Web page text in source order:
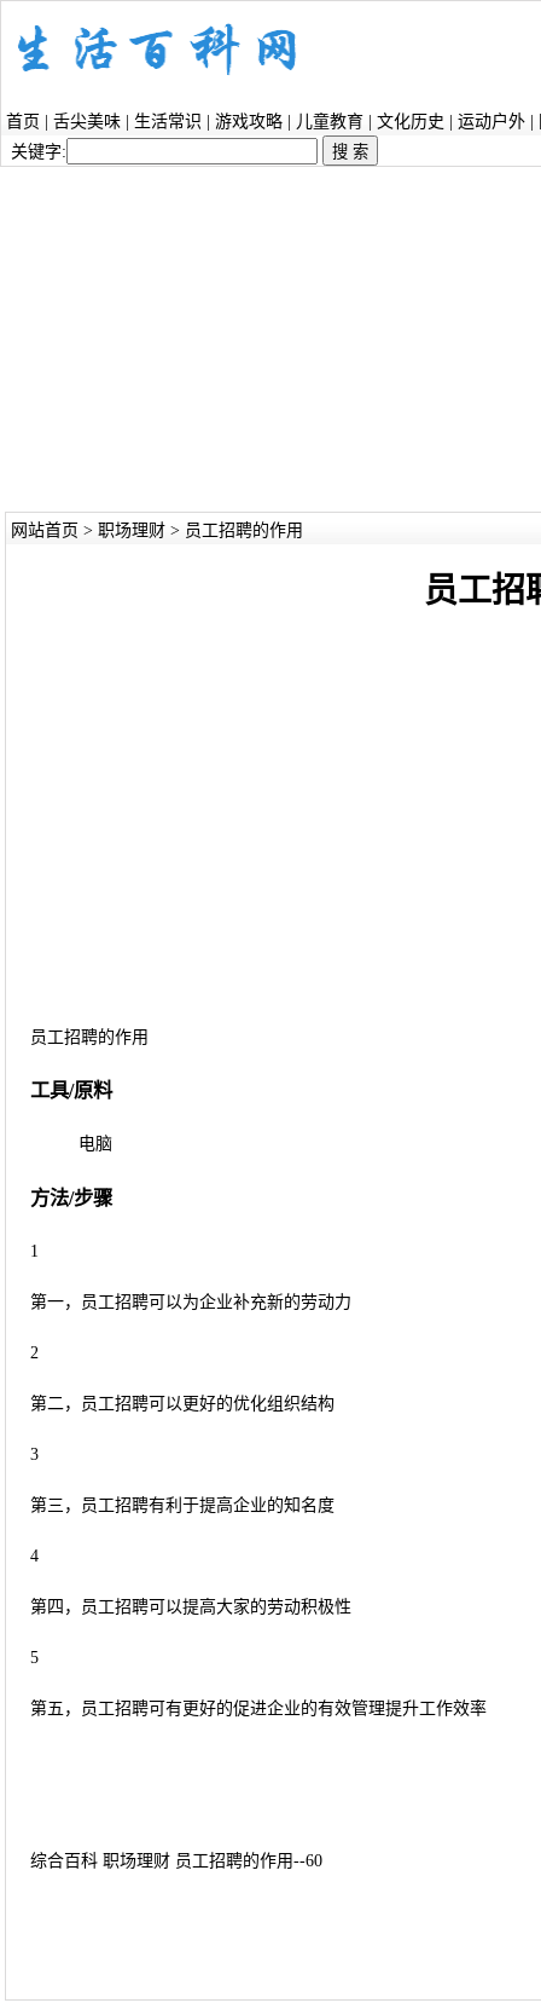
首页 舌尖美味 生活常识 游戏攻略 儿童教育 文化历史 运动户外
关键字:
网站首页 > 职场理财> 员工招聘的作用
员工招
员工招聘的作用
工具/原料
电脑
方法/步骤
1
第一，员工招聘可以为企业补充新的劳动力
2
第二，员工招聘可以更好的优化组织结构
3
第三，员工招聘有利于提高企业的知名度
4
第四，员工招聘可以提高大家的劳动积极性
5
第五，员工招聘可有更好的促进企业的有效管理提升工作效率
综合百科 职场理财 员工招聘的作用--60